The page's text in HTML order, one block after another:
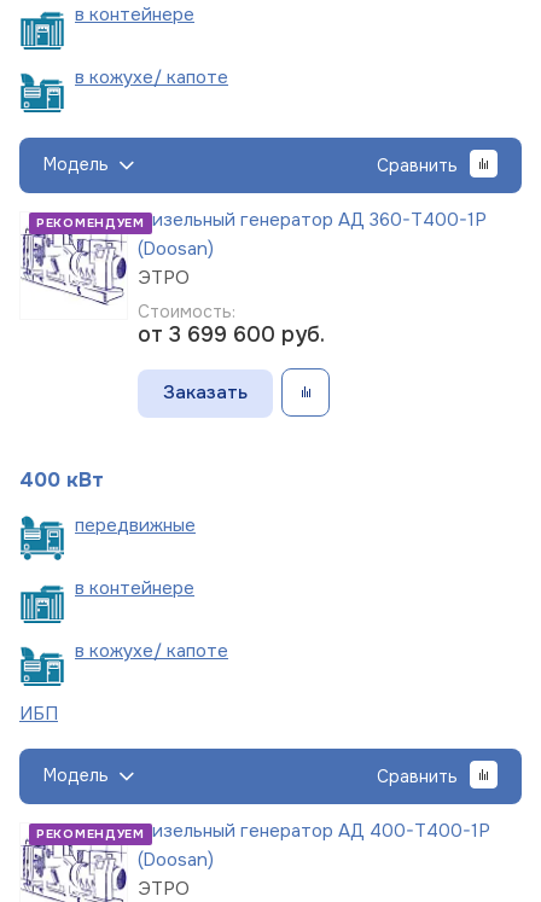
в контейнере
в кожухе/ капоте
Модель Сравнить
РЕКОМЕНДУЕМДизельный генератор АД 360-Т400-1Р
(Doosan)
ЭТРО
Стоимость:
от 3 699 600 руб.
Заказать
400 кВт
передвижные
в контейнере
в кожухе/ капоте
ИБП
Модель Сравнить
РЕКОМЕНДУЕМДизельный генератор АД 400-Т400-1Р
(Doosan)
ЭТРО